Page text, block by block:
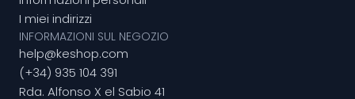
I miei indirizzi
INFORMAZIONI SUL NEGOZIO
help@keshop.com
(+34) 935 104 391
Rda. Alfonso X el Sabio 41